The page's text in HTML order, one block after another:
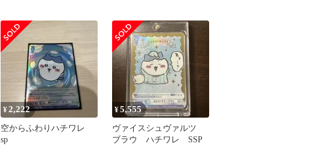
¥2,222
空からふわりハチワレ
sp
¥5,555
ヴァイスシュヴァルツ
ブラウ ハチワレ SSP